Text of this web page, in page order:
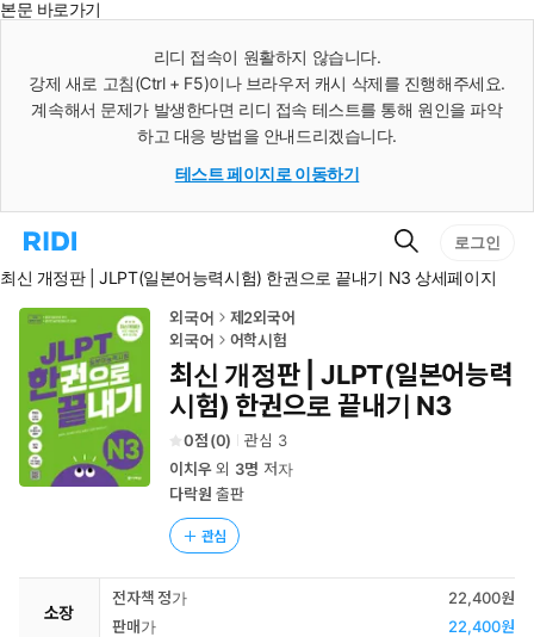
본문 바로가기
리디 접속이 원활하지 않습니다.
강제 새로 고침(Ctrl + F5)이나 브라우저 캐시 삭제를 진행해주세요.
계속해서 문제가 발생한다면 리디 접속 테스트를 통해 원인을 파악
하고 대응 방법을 안내드리겠습니다.
테스트 페이지로 이동하기
리
홈
로
검
색
로그인
최신 개정판 | JLPT(일본어능력시험) 한권으로 끝내기 N3 상세페이지
외국어
제2외국어
외국어
어학시험
최신 개정판 | JLPT(일본어능력
시험) 한권으로 끝내기 N3
0 (0) 관심 3
이치우외 3명 저자
다락원 출판
관심
소장
전자책 정가
22,400원
판매가
22,400원